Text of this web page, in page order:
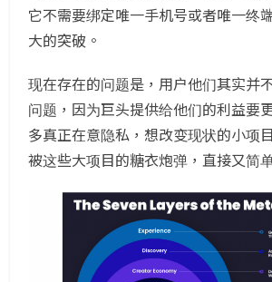
它不需要绑定唯一手机号或者唯一终
大的突破。
现在存在的问题是，用户他们其实并
问题，因为巨头提供给他们的利益要
多真正在意隐私，想改变现状的小项
被这些大项目的糖衣炮弹，直接又简